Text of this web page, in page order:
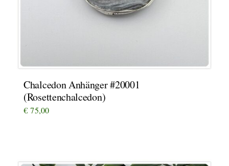
Chalcedon Anhänger #20001
(Rosettenchalcedon)
€ 75,00